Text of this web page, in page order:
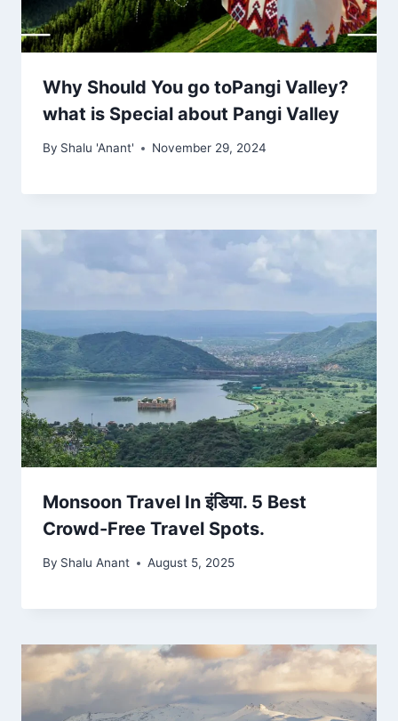
Why Should You go toPangi Valley?
what is Special about Pangi Valley
By Shalu 'Anant' November 29, 2024
Monsoon Travel In इंडिया. 5 Best
Crowd-Free Travel Spots.
By Shalu Anant August 5, 2025